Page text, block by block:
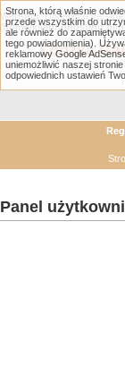
Warning : Undefined
/home/klient.dhosting.pl/
Łódzka
Panel
Strona, którą właśnie
przede wszystkim do
ale również do
tego powiadomienia).
reklamowy Google
uniemożliwić naszej
odpowiednich ustawień